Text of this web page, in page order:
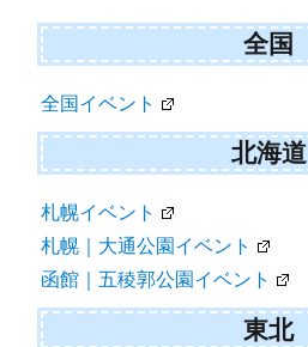
r
全国
全国イベント
北海道
札幌イベント
札幌｜大通公園イベント
函館｜五稜郭公園イベント
東北